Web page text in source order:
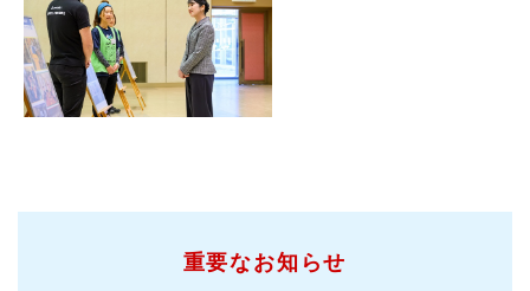
重要なお知らせ